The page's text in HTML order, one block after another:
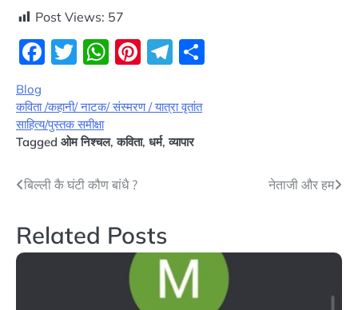
Post Views: 57
Facebook
Twitter
WhatsApp
Pinterest
Telegram
Blog
कविता /कहानी/ नाटक/ संस्मरण / यात्रा वृतांत
साहित्य/पुस्तक समीक्षा
Tagged ओम निश्चल,कविता, धर्म,व्यापार
Post
बिल्ली कै घंटी कौण बांधै ? नेताजी और हम
Related Posts